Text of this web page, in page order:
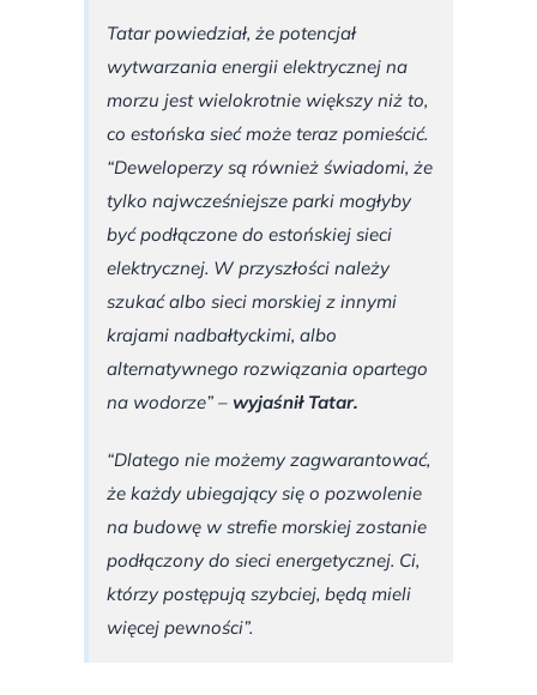
Tatar powiedział, że potencjał
wytwarzania energii elektrycznej na
morzu jest wielokrotnie większy niż to,
co estońska sieć może teraz pomieścić.
“Deweloperzy są również świadomi, że
tylko najwcześniejsze parki mogłyby
być podłączone do estońskiej sieci
elektrycznej. W przyszłości należy
szukać albo sieci morskiej z innymi
krajami nadbałtyckimi, albo
alternatywnego rozwiązania opartego
na wodorze” – wyjaśnił Tatar.
“Dlatego nie możemy zagwarantować,
że każdy ubiegający się o pozwolenie
na budowę w strefie morskiej zostanie
podłączony do sieci energetycznej. Ci,
którzy postępują szybciej, będą mieli
więcej pewności”.